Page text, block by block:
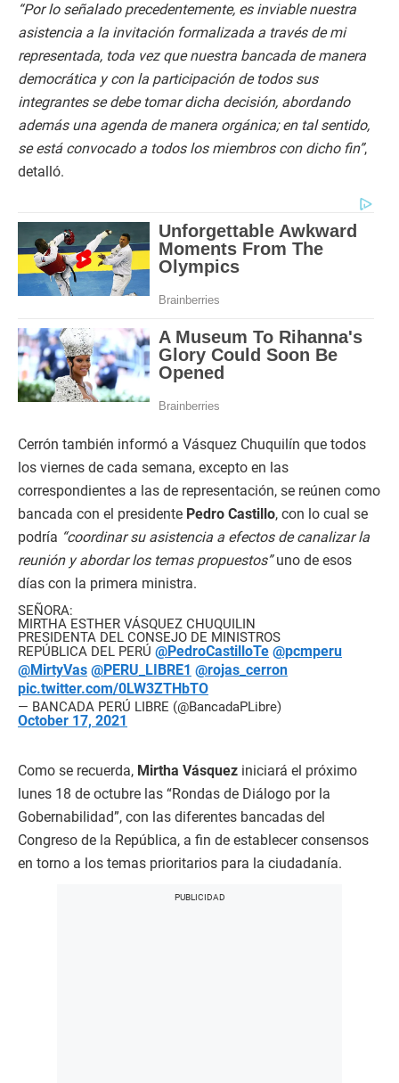
“Por lo señalado precedentemente, es inviable nuestra
asistencia a la invitación formalizada a través de mi
representada, toda vez que nuestra bancada de manera
democrática y con la participación de todos sus
integrantes se debe tomar dicha decisión, abordando
además una agenda de manera orgánica; en tal sentido,
se está convocado a todos los miembros con dicho fin”,
detalló.
Cerrón también informó a Vásquez Chuquilín que todos
los viernes de cada semana, excepto en las
correspondientes a las de representación, se reúnen como
bancada con el presidente Pedro Castillo, con lo cual se
podría “coordinar su asistencia a efectos de canalizar la
reunión y abordar los temas propuestos”uno de esos
días con la primera ministra.
SEÑORA:
MIRTHA ESTHER VÁSQUEZ CHUQUILIN
PRESIDENTA DEL CONSEJO DE MINISTROS
REPÚBLICA DEL PERÚ @PedroCastilloTe @pcmperu
@MirtyVas @PERU_LIBRE1 @rojas_cerron
pic.twitter.com/0LW3ZTHbTO
— BANCADA PERÚ LIBRE (@BancadaPLibre)
October 17, 2021
Como se recuerda, Mirtha Vásquez iniciará el próximo
lunes 18 de octubre las “Rondas de Diálogo por la
Gobernabilidad”, con las diferentes bancadas del
Congreso de la República, a fin de establecer consensos
en torno a los temas prioritarios para la ciudadanía.